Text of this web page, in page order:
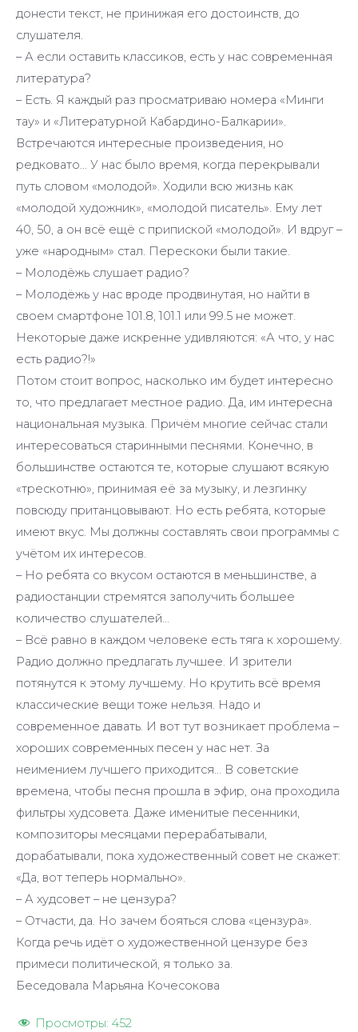
донести текст, не принижая его достоинств, до
слушателя.
– А если оставить классиков, есть у нас современная
литература?
– Есть. Я каждый раз просматриваю номера «Минги
тау» и «Литературной Кабардино-Балкарии».
Встречаются интересные произведения, но
редковато… У нас было время, когда перекрывали
путь словом «молодой». Ходили всю жизнь как
«молодой художник», «молодой писатель». Ему лет
40, 50, а он всё ещё с припиской «молодой». И вдруг –
уже «народным» стал. Перескоки были такие.
– Молодёжь слушает радио?
– Молодёжь у нас вроде продвинутая, но найти в
своем смартфоне 101.8, 101.1 или 99.5 не может.
Некоторые даже искренне удивляются: «А что, у нас
есть радио?!»
Потом стоит вопрос, насколько им будет интересно
то, что предлагает местное радио. Да, им интересна
национальная музыка. Причём многие сейчас стали
интересоваться старинными песнями. Конечно, в
большинстве остаются те, которые слушают всякую
«трескотню», принимая её за музыку, и лезгинку
повсюду пританцовывают. Но есть ребята, которые
имеют вкус. Мы должны составлять свои программы с
учётом их интересов.
– Но ребята со вкусом остаются в меньшинстве, а
радиостанции стремятся заполучить большее
количество слушателей…
– Всё равно в каждом человеке есть тяга к хорошему.
Радио должно предлагать лучшее. И зрители
потянутся к этому лучшему. Но крутить всё время
классические вещи тоже нельзя. Надо и
современное давать. И вот тут возникает проблема –
хороших современных песен у нас нет. За
неимением лучшего приходится… В советские
времена, чтобы песня прошла в эфир, она проходила
фильтры худсовета. Даже именитые песенники,
композиторы месяцами перерабатывали,
дорабатывали, пока художественный совет не скажет:
«Да, вот теперь нормально».
– А худсовет – не цензура?
– Отчасти, да. Но зачем бояться слова «цензура».
Когда речь идёт о художественной цензуре без
примеси политической, я только за.
Беседовала Марьяна Кочесокова
Просмотры: 452